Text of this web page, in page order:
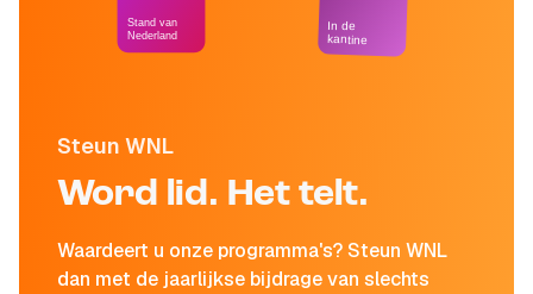
Steun WNL
Word lid. Het telt.
Waardeert u onze programma's? Steun WNL
dan met de jaarlijkse bijdrage van slechts
Stand van
Nederland
In de
kantine